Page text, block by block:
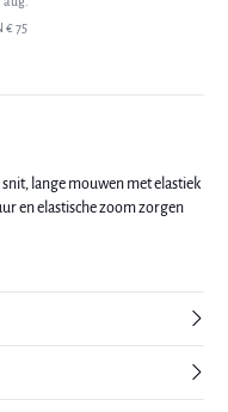
€ 75
lange mouwen met elastiek
en elastische zoom zorgen